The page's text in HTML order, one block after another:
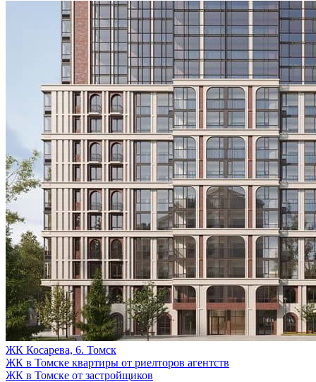
ЖК Косарева, 6. Томск
ЖК в Томске квартиры от риелторов агентств
ЖК в Томске от застройщиков